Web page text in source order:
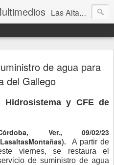
Las Altas Montañas Multimedios
de agua para
del Gallego
Hidrosistema y CFE de
Ver., 09/02/23
A partir de
viernes, se restaura el
de suministro de agua